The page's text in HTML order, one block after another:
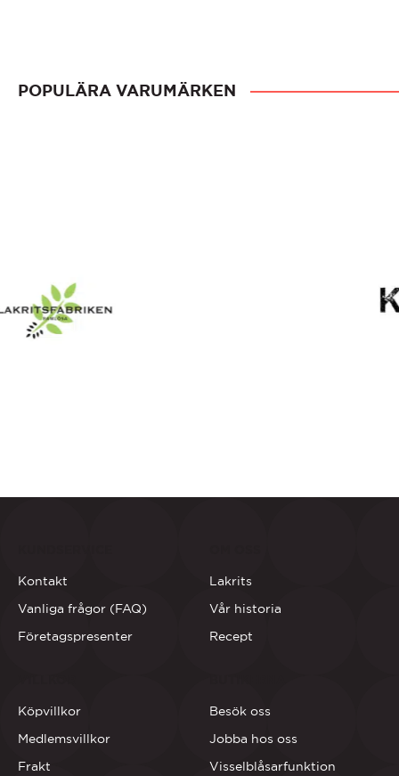
POPULÄRA VARUMÄRKEN
Kontakt
Vanliga frågor (FAQ)
Företagspresenter
Lakrits
Vår historia
Recept
Besök oss
Jobba hos oss
Visselblåsarfunktion
Köpvillkor
Medlemsvillkor
Frakt